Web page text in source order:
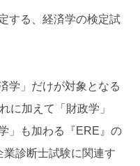
する、経済学の検定試
学」だけが対象となる
に加えて「財政学」
」も加わる『ERE』の
診断士試験に関連す